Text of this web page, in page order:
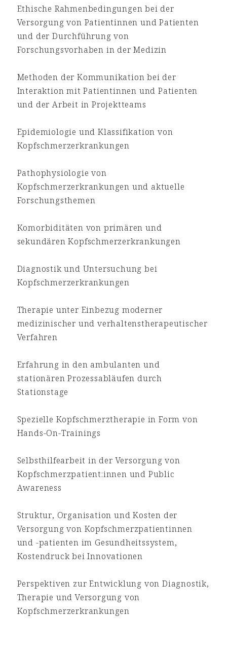
Ethische Rahmenbedingungen bei der
Versorgung von Patientinnen und Patienten
und der Durchführung von
Forschungsvorhaben in der Medizin
Methoden der Kommunikation bei der
Interaktion mit Patientinnen und Patienten
und der Arbeit in Projektteams
Epidemiologie und Klassifikation von
Kopfschmerzerkrankungen
Pathophysiologie von
Kopfschmerzerkrankungen und aktuelle
Forschungsthemen
Komorbiditäten von primären und
sekundären Kopfschmerzerkrankungen
Diagnostik und Untersuchung bei
Kopfschmerzerkrankungen
Therapie unter Einbezug moderner
medizinischer und verhaltenstherapeutischer
Verfahren
Erfahrung in den ambulanten und
stationären Prozessabläufen durch
Stationstage
Spezielle Kopfschmerztherapie in Form von
Hands-On-Trainings
Selbsthilfearbeit in der Versorgung von
Kopfschmerzpatient:innen und Public
Awareness
Struktur, Organisation und Kosten der
Versorgung von Kopfschmerzpatientinnen
und -patienten im Gesundheitssystem,
Kostendruck bei Innovationen
Perspektiven zur Entwicklung von Diagnostik,
Therapie und Versorgung von
Kopfschmerzerkrankungen